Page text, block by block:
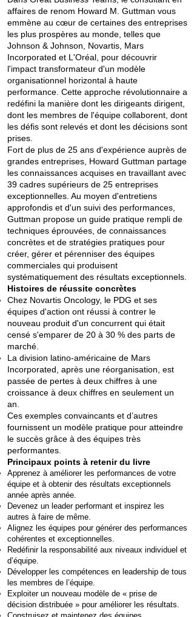
affaires de renom Howard M. Guttman vous
emmène au cœur de certaines des entreprises
les plus prospères au monde, telles que
Johnson & Johnson, Novartis, Mars
Incorporated et L'Oréal, pour découvrir
l'impact transformateur d'un modèle
organisationnel horizontal à haute
performance. Cette approche révolutionnaire a
redéfini la manière dont les dirigeants dirigent,
dont les membres de l'équipe collaborent, dont
les défis sont relevés et dont les décisions sont
prises.
Fort de plus de 25 ans d'expérience auprès de
grandes entreprises, Howard Guttman partage
les connaissances acquises en travaillant avec
39 cadres supérieurs de 25 entreprises
exceptionnelles. Au moyen d'entretiens
approfondis et d'un suivi des performances,
Guttman propose un guide pratique rempli de
techniques éprouvées, de connaissances
concrètes et de stratégies pratiques pour
créer, gérer et pérenniser des équipes
commerciales qui produisent
systématiquement des résultats exceptionnels.
Histoires de réussite concrètes
Chez Novartis Oncology, le PDG et ses
équipes d'action ont réussi à contrer le
nouveau produit d'un concurrent qui était
censé s'emparer de 20 à 30 % des parts de
marché.
La division latino-américaine de Mars
Incorporated, après une réorganisation, est
passée de pertes à deux chiffres à une
croissance à deux chiffres en seulement un
an.
Ces exemples convaincants et d’autres
fournissent un modèle pratique pour atteindre
le succès grâce à des équipes très
performantes.
Principaux points à retenir du livre
Apprenez à améliorer les performances de votre
équipe et à obtenir des résultats exceptionnels
année après année.
Devenez un leader performant et inspirez les
autres à faire de même.
Alignez les équipes pour générer des performances
cohérentes et exceptionnelles.
Redéfinir la responsabilité aux niveaux individuel et
d’équipe.
Développer les compétences en leadership de tous
les membres de l’équipe.
Exploiter un nouveau modèle de « prise de
décision distribuée » pour améliorer les résultats.